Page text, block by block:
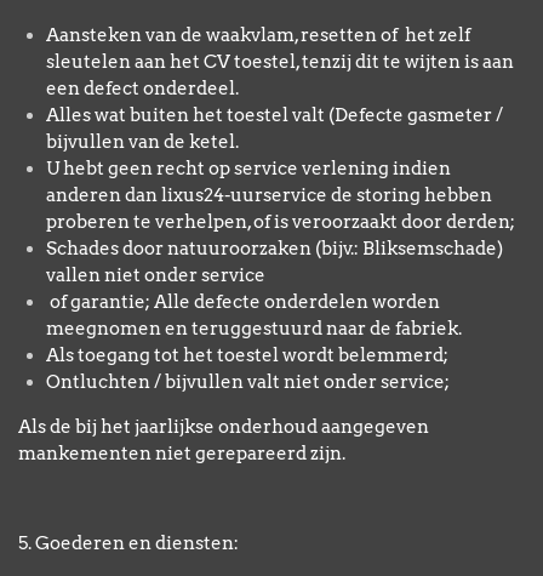
Aansteken van de waakvlam, resetten of het zelf
sleutelen aan het CV toestel, tenzij dit te wijten is aan
een defect onderdeel.
Alles wat buiten het toestel valt (Defecte gasmeter /
bijvullen van de ketel.
U hebt geen recht op service verlening indien
anderen dan lixus24-uurservice de storing hebben
proberen te verhelpen, of is veroorzaakt door derden;
Schades door natuuroorzaken (bijv.: Bliksemschade)
vallen niet onder service
of garantie; Alle defecte onderdelen worden
meegnomen en teruggestuurd naar de fabriek.
Als toegang tot het toestel wordt belemmerd;
Ontluchten / bijvullen valt niet onder service;
Als de bij het jaarlijkse onderhoud aangegeven
mankementen niet gerepareerd zijn.
5. Goederen en diensten: